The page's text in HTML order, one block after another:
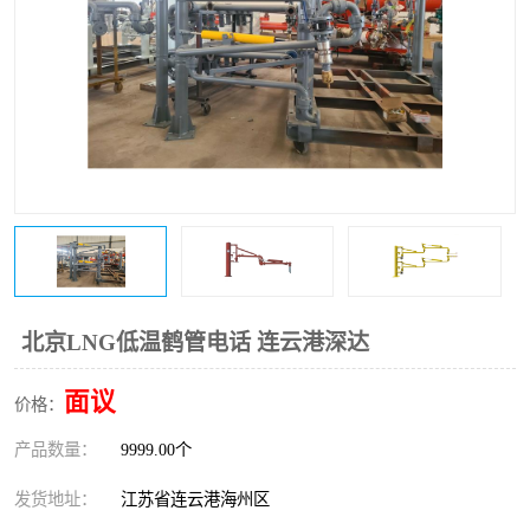
北京LNG低温鹤管电话 连云港深达
价格： 面议
产品数量： 9999.00个
发货地址： 江苏省连云港海州区
撬装鹤管 汽车鹤管
火车鹤管